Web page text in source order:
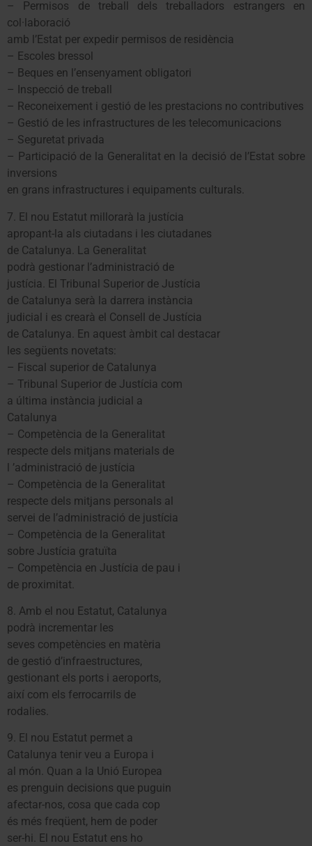
– Permisos de treball dels treballadors estrangers en
col·laboració
amb l’Estat per expedir permisos de residència
– Escoles bressol
– Beques en l’ensenyament obligatori
– Inspecció de treball
– Reconeixement i gestió de les prestacions no contributives
– Gestió de les infrastructures de les telecomunicacions
– Seguretat privada
– Participació de la Generalitat en la decisió de l’Estat sobre
inversions
en grans infrastructures i equipaments culturals.
7. El nou Estatut millorarà la justícia
apropant-la als ciutadans i les ciutadanes
de Catalunya. La Generalitat
podrà gestionar l’administració de
justícia. El Tribunal Superior de Justícia
de Catalunya serà la darrera instància
judicial i es crearà el Consell de Justícia
de Catalunya. En aquest àmbit cal destacar
les següents novetats:
– Fiscal superior de Catalunya
– Tribunal Superior de Justícia com
a última instància judicial a
Catalunya
– Competència de la Generalitat
respecte dels mitjans materials de
l ’administració de justícia
– Competència de la Generalitat
respecte dels mitjans personals al
servei de l’administració de justícia
– Competència de la Generalitat
sobre Justícia gratuïta
– Competència en Justícia de pau i
de proximitat.
8. Amb el nou Estatut, Catalunya
podrà incrementar les
seves competències en matèria
de gestió d’infraestructures,
gestionant els ports i aeroports,
així com els ferrocarrils de
rodalies.
9. El nou Estatut permet a
Catalunya tenir veu a Europa i
al món. Quan a la Unió Europea
es prenguin decisions que puguin
afectar-nos, cosa que cada cop
és més freqüent, hem de poder
ser-hi. El nou Estatut ens ho